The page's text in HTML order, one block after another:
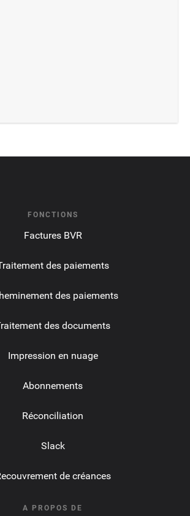
FONCTIONS
Factures BVR
des paiements
des paiements
des documents
Impression en nuage
Abonnements
Réconciliation
Slack
de créances
A PROPOS DE